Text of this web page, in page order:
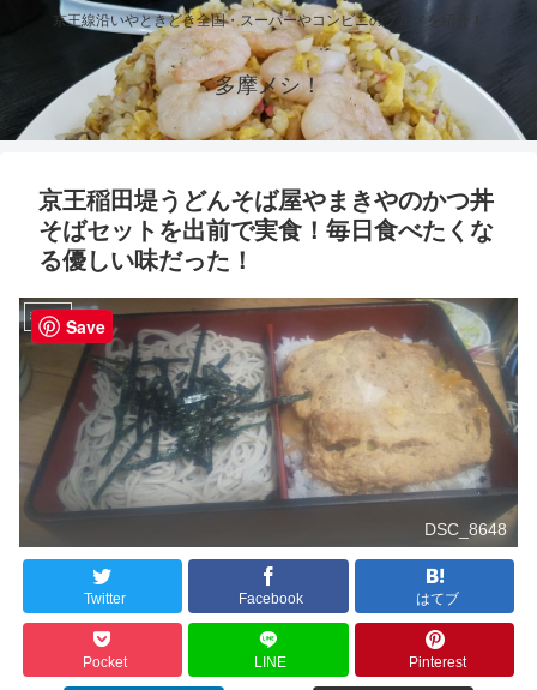
京王線沿いやときどき全国・スーパーやコンビニのグルメを紹介！
多摩メシ！
京王稲田堤うどんそば屋やまきやのかつ丼
そばセットを出前で実食！毎日食べたくな
る優しい味だった！
稲田堤
DSC_8648
Twitter Facebook はてブ
Pocket LINE Pinterest
Save